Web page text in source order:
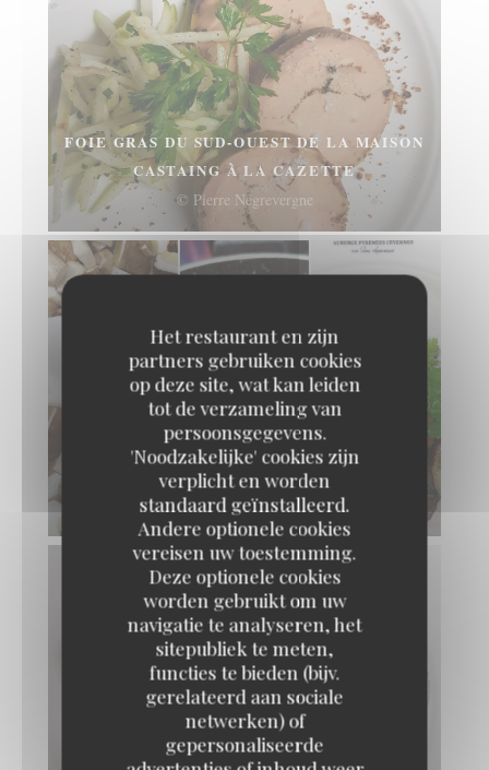
Het restaurant en zijn
partners gebruiken cookies
op deze site, wat kan leiden
tot de verzameling van
persoonsgegevens.
'Noodzakelijke' cookies zijn
verplicht en worden
standaard geïnstalleerd.
Andere optionele cookies
vereisen uw toestemming.
Deze optionele cookies
worden gebruikt om uw
navigatie te analyseren, het
sitepubliek te meten,
functies te bieden (bijv.
gerelateerd aan sociale
netwerken) of
gepersonaliseerde
FOIE GRAS DU SUD-OUEST DE LA MAISON
CASTAING À LA CAZETTE
© Pierre Négrevergne
POÊLÉE DE CÈPES À L'AIL CONFIT
© Pierre Négrevergne
MACÉDOINE DE LÉGUMES ET JAMBON